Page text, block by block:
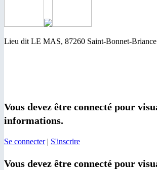
Lieu dit LE MAS, 87260 Saint-Bonnet-Briance
Vous devez être connecté pour
informations.
Se connecter| S'inscrire
Vous devez être connecté pour